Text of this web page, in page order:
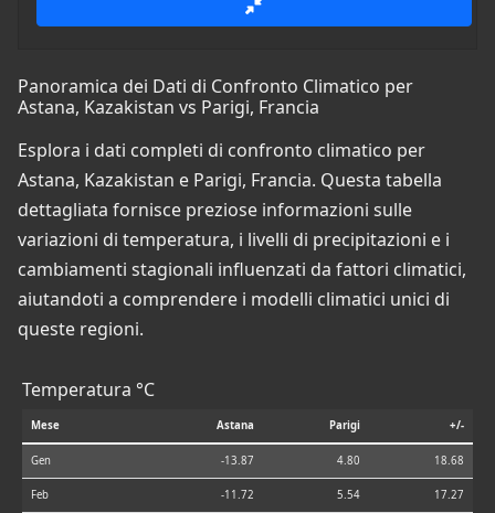
Panoramica dei Dati di Confronto Climatico per
Astana, Kazakistan vs Parigi, Francia
Esplora i dati completi di confronto climatico per
Astana, Kazakistan e Parigi, Francia. Questa tabella
dettagliata fornisce preziose informazioni sulle
variazioni di temperatura, i livelli di precipitazioni e i
cambiamenti stagionali influenzati da fattori climatici,
aiutandoti a comprendere i modelli climatici unici di
queste regioni.
Temperatura °C
Mese Astana Parigi +/-
Gen -13.87 4.80 18.68
Feb -11.72 5.54 17.27